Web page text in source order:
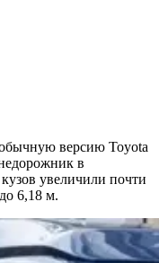
версию Toyota
в
увеличили почти
6,18 м.